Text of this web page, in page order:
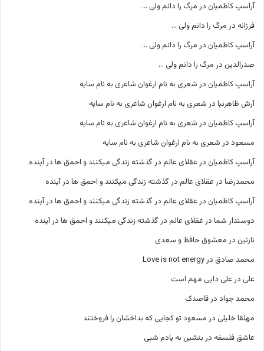
آراسپ کاظمیان در مرگ را دانم ولی …
فرزانه در مرگ را دانم ولی …
آراسپ کاظمیان در مرگ را دانم ولی …
صدرالدین در مرگ را دانم ولی …
آراسپ کاظمیان در شعری به نام ارغوان شاعری به نام سایه
آرش ظاهرنیا در شعری به نام ارغوان شاعری به نام سایه
آراسپ کاظمیان در شعری به نام ارغوان شاعری به نام سایه
مسعود در شعری به نام ارغوان شاعری به نام سایه
آراسپ کاظمیان در عقلای عالم در گذشته زندگی میکنند و احمق ها در آینده
محمدرضا در عقلای عالم در گذشته زندگی میکنند و احمق ها در آینده
آراسپ کاظمیان در عقلای عالم در گذشته زندگی میکنند و احمق ها در آینده
دوستدار شما در عقلای عالم در گذشته زندگی میکنند و احمق ها در آینده
نازنین در معشوق حافظ و سعدی
محمد صادق درLove is not energy
علی در علی دایی مهم است
محمد جواد درقاصدک
مهلقا خلیلی در مسعود تو کجایی که بداخشان را فروختند
عاشق فلسفه در بنشین به یادم شبی